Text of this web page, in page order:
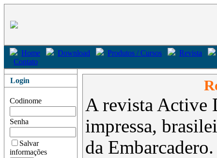
Home Download Produtos / Cursos
Revista
Contato
Login
Codinome
Senha
Salvar
informações
A revista Active
impressa,
da Embarcadero.